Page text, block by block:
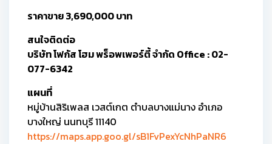
ราคาขาย 3,690,000 บาท
สนใจติดต่อ
บริษัท โฟกัส โฮม พร็อพเพอร์ตี้ จำกัด Office : 02-
077-6342
แผนที่
หมู่บ้านสิริเพลส เวสต์เกต ตำบลบางแม่นาง อำเภอ
บางใหญ่ นนทบุรี 11140
https://maps.app.goo.gl/sB1FvPexYcNhPaNR6